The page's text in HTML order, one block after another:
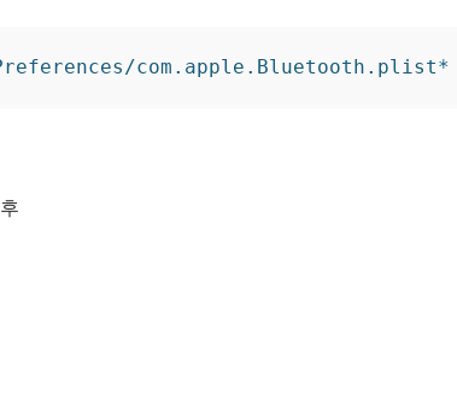
com.apple.Bluetooth.plist*